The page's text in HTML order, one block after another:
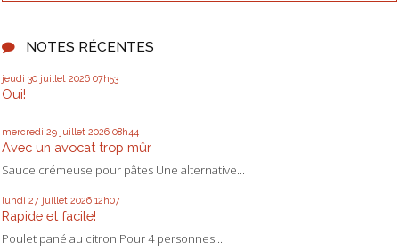
NOTES RÉCENTES
jeudi 30 juillet 2026 07h53
Oui!
mercredi 29 juillet 2026 08h44
Avec un avocat trop mûr
Sauce crémeuse pour pâtes Une alternative...
lundi 27 juillet 2026 12h07
Rapide et facile!
Poulet pané au citron Pour 4 personnes...